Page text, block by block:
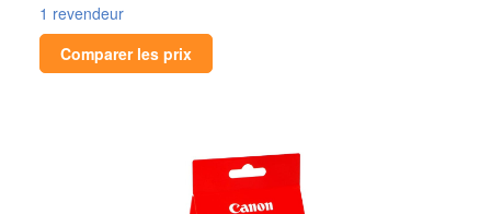
1 revendeur
Comparer les prix